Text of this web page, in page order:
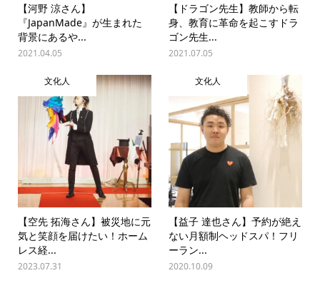
【河野 涼さん】
『JapanMade』が生まれた
背景にあるや...
2021.04.05
【ドラゴン先生】教師から転
身、教育に革命を起こすドラ
ゴン先生...
2021.07.05
文化人
【空先 拓海さん】被災地に元
気と笑顔を届けたい！ホーム
レス経...
2023.07.31
文化人
【益子 達也さん】予約が絶え
ない月額制ヘッドスパ！フリ
ーラン...
2020.10.09